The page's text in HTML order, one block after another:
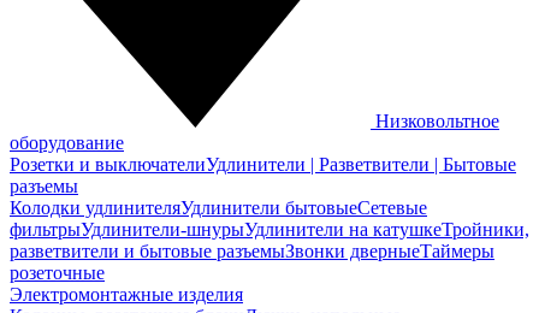
Низковольтное
оборудование
Розетки и выключателиУдлинители | Разветвители | Бытовые
разъемы
Колодки удлинителяУдлинители бытовыеСетевые
фильтрыУдлинители-шнурыУдлинители на катушкеТройники,
разветвители и бытовые разъемыЗвонки дверныеТаймеры
розеточные
Электромонтажные изделия